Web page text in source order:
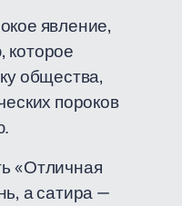
явление,
общества,
пороков
«Отличная
а сатира —